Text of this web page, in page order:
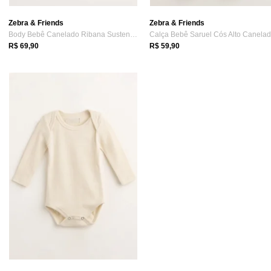
Zebra & Friends
Body Bebê Canelado Ribana Sustentável Ma...
R$ 69,90
Zebra & Friends
R$ 59,90